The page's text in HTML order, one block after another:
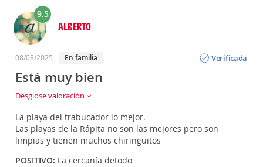
9.5
ALBERTO
08/08/2025 En familia
Verificada
Está muy bien
Desglose valoración
La playa del trabucador lo mejor.
Las playas de la Rápita no son las mejores pero son
limpias y tienen muchos chiringuitos
POSITIVO: La cercanía detodo